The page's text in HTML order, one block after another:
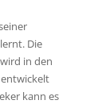
Die
in den
kann es